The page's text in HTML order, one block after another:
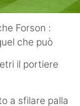
Forson :
che può
il portiere
a sfilare palla